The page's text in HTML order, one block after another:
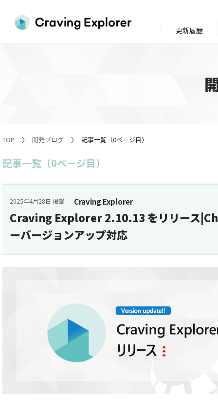
TOP 開発ブログ 記事一覧（0ページ目）
記事一覧（0ページ目）
Craving Explorer
2025年4月28日 掲載
Craving Explorer 2.10.13 をリリース
ーバージョンアップ対応
更新履歴